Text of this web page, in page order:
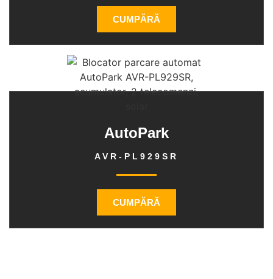
CUMPĂRĂ
AutoPark
AVR-PL929SR
CUMPĂRĂ